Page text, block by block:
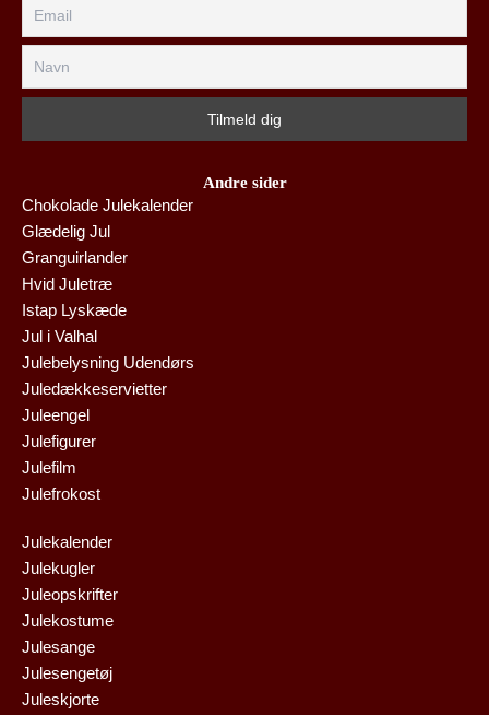
Andre sider
Chokolade Julekalender
Glædelig Jul
Granguirlander
Hvid Juletræ
Istap Lyskæde
Jul i Valhal
Julebelysning Udendørs
Juledækkeservietter
Juleengel
Julefigurer
Julefilm
Julefrokost
Julekalender
Julekugler
Juleopskrifter
Julekostume
Julesange
Julesengetøj
Juleskjorte